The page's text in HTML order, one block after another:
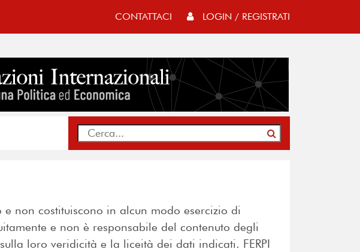
CONTATTACI LOGIN / REGISTRATI
non costituiscono in alcun modo esercizio di
e non è responsabile del contenuto degli
loro veridicità e la liceità dei dati indicati. FERPI